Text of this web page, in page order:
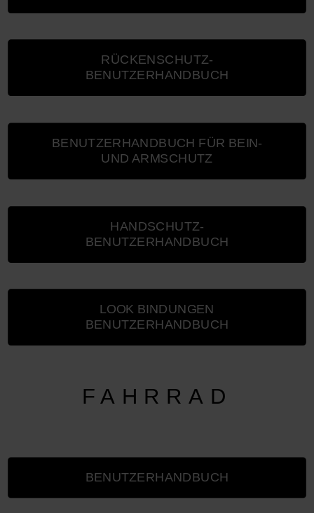
LOOK BINDUNGEN
BENUTZERHANDBUCH
FAHRRAD
BENUTZERHANDBUCH
RÜCKENSCHUTZ-
BENUTZERHANDBUCH
BENUTZERHANDBUCH FÜR BEIN-
UND ARMSCHUTZ
HANDSCHUTZ-
BENUTZERHANDBUCH